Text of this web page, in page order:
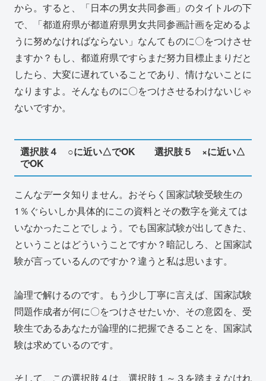
から。すると、「日本の男女共同参画」のタイトルの下
で、「都道府県が都道府県男女共同参画計画を定めるよ
うに努めなければならない」なんてものに〇をつけさせ
ますか？もし、都道府県ですらまだ努力目標止まりだと
したら、大変に遅れていることであり、情けないことに
なりますよ。そんなものに〇をつけさせるわけないじゃ
ないですか。
選択肢４ ○に近い△でOK 選択肢５ ×に近い△
でOK
こんなデータ知りません。おそらく国家試験受験生の
1％ぐらいしか具体的にこの資料とその数字を覚えては
いなかったことでしょう。でも国家試験が出してきた、
ということはどういうことですか？暗記しろ、と国家試
験が言っているんのですか？違うと私は思います。
論理で解けるのです。もう少し丁寧に言えば、国家試験
問題作成者が何に〇をつけさせたいか、その意図を、受
験生であるあなたが論理的に把握できることを、国家試
験は求めているのです。
そして、この選択肢４は、選択肢１～３を踏まえなけれ